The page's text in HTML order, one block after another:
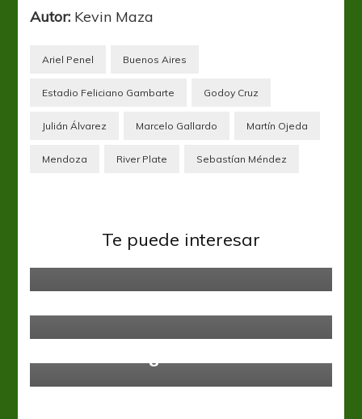
Autor: Kevin Maza
Ariel Penel Buenos Aires
Estadio Feliciano Gambarte Godoy Cruz
Julián Álvarez Marcelo Gallardo Martín Ojeda
Mendoza River Plate Sebastían Méndez
Te puede interesar
La Gloria buscará ganar ante el